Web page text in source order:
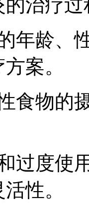
治疗
年龄
案。
食物
过度
性。